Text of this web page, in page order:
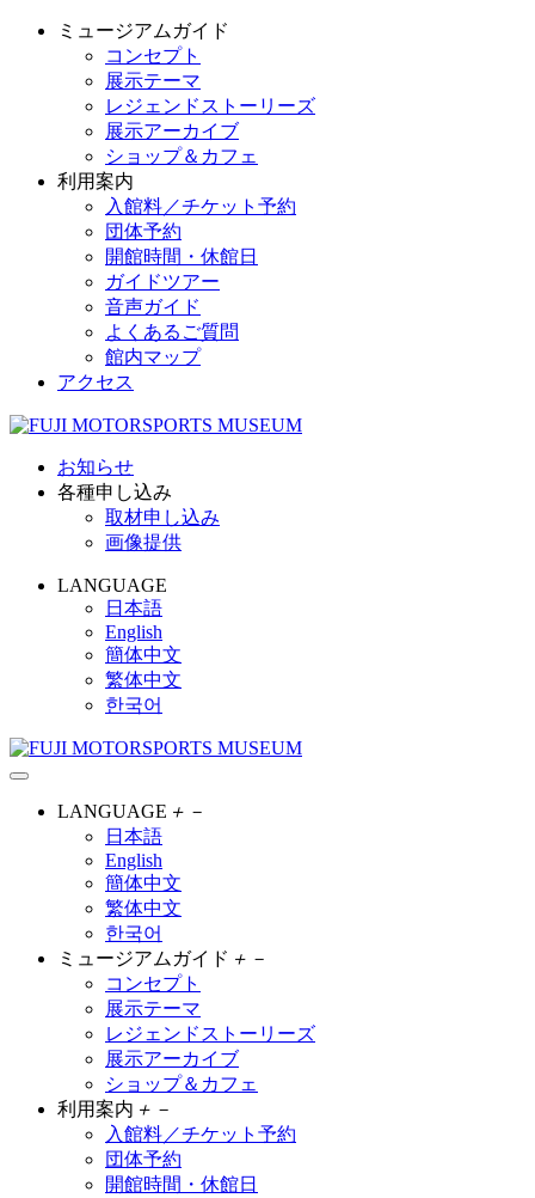
ミュージアムガイド
コンセプト
展示テーマ
レジェンドストーリーズ
展示アーカイブ
ショップ＆カフェ
利用案内
入館料／チケット予約
団体予約
開館時間・休館日
ガイドツアー
音声ガイド
よくあるご質問
館内マップ
アクセス
お知らせ
各種申し込み
取材申し込み
画像提供
LANGUAGE
日本語
English
簡体中文
繁体中文
한국어
LANGUAGE ＋ －
日本語
English
簡体中文
繁体中文
한국어
ミュージアムガイド ＋ －
コンセプト
展示テーマ
レジェンドストーリーズ
展示アーカイブ
ショップ＆カフェ
利用案内 ＋ －
入館料／チケット予約
団体予約
開館時間・休館日